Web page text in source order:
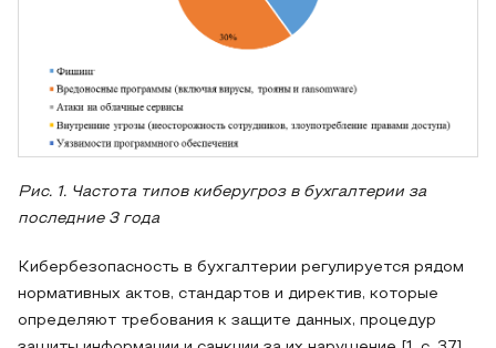
Рис. 1. Частота типов киберугроз в бухгалтерии за
последние 3 года
Кибербезопасность в бухгалтерии регулируется рядом
нормативных актов, стандартов и директив, которые
определяют требования к защите данных, процедур